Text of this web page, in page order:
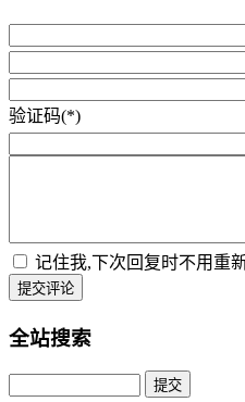
验证码(*)
记住我,下次回复时不用重
提交评论
全站搜索